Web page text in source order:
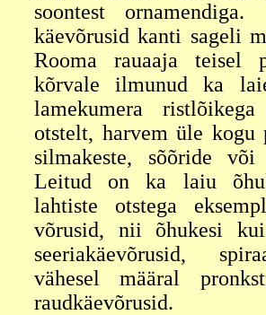
soontest
käevõrusid kanti sageli
Rooma rauaaja teisel
kõrvale ilmunud ka
lamekumera
otstelt, harvem üle kogu
silmakeste, sõõride või
Leitud on ka laiu
lahtiste otstega
võrusid, nii õhukesi
seeriakäevõrusid,
vähesel määral
raudkäevõrusid.